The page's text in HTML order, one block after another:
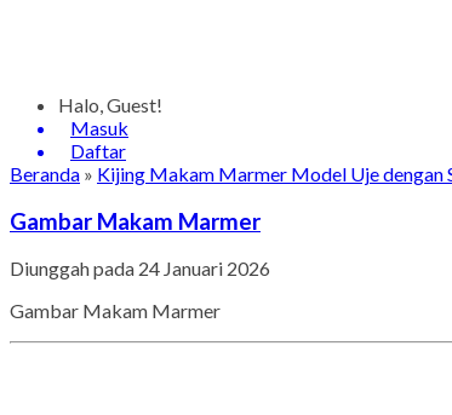
Halo, Guest!
Masuk
Daftar
Beranda » Kijing Makam Marmer Model Uje dengan
Gambar Makam Marmer
Diunggah pada 24 Januari 2026
Gambar Makam Marmer